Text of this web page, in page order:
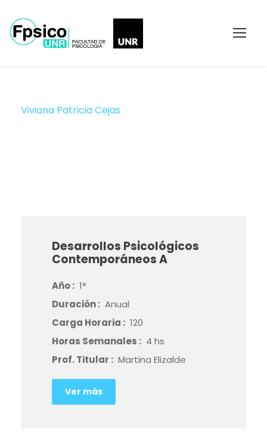
Viviana Patricia Cejas
Desarrollos Psicológicos
Contemporáneos A
Año : 1°
Duración : Anual
Carga Horaria : 120
Horas Semanales : 4 hs
Prof. Titular : Martina Elizalde
Ver más